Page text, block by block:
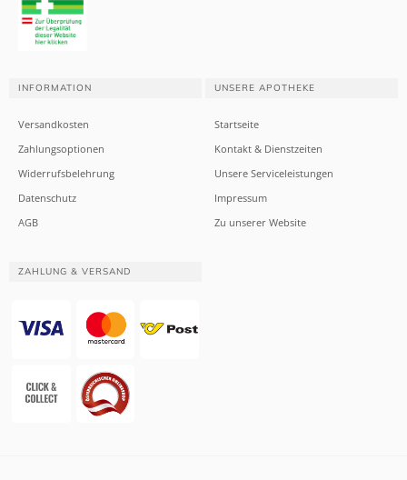
INFORMATION
Versandkosten
Zahlungsoptionen
Widerrufsbelehrung
Datenschutz
AGB
UNSERE APOTHEKE
Startseite
Kontakt & Dienstzeiten
Unsere Serviceleistungen
Impressum
Zu unserer Website
ZAHLUNG & VERSAND